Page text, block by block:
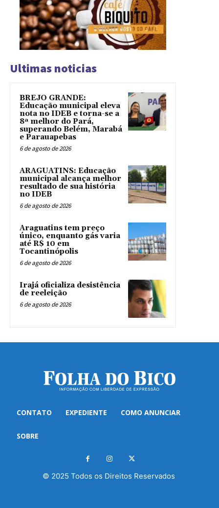
Ultimas noticias
BREJO GRANDE:
Educação municipal eleva
nota no IDEB e torna-se a
8ª melhor do Pará,
superando Belém, Marabá
e Parauapebas
6 de agosto de 2026
ARAGUATINS: Educação
municipal alcança melhor
resultado de sua história
no IDEB
6 de agosto de 2026
Araguatins tem preço
único, enquanto gás varia
até R$ 10 em
Tocantinópolis
6 de agosto de 2026
Irajá oficializa desistência
de reeleição
6 de agosto de 2026
CONTATO EXPEDIENTE COMO ANUNCIAR
SOBRE
© 2025 Todos os Direitos Reservados